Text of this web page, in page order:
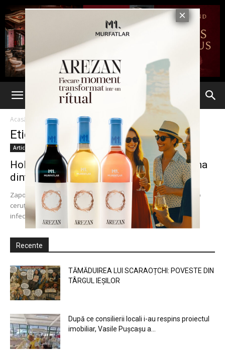
Acasă Etichete Preventoriu TBC
Etichetă: preventoriu TBC
Articole
Holicov vinde „Monumentul bacilului”. Una
dintre cele mai frumoase case din...
Zapodeanu oferă doar 350.000 de euro din cei 680.000 de euro
ceruți de Ștefan Holicov, spunând că imobilul de pe str. Ralet e
infectată...
Recente
TĂMĂDUIREA LUI SCARAOȚCHI: POVESTE DIN
TÂRGUL IEȘILOR
După ce consilierii locali i-au respins proiectul
imobiliar, Vasile Pușcașu a...